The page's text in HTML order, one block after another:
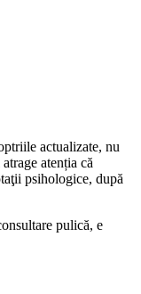
actualizate, nu
atenția că
psihologice, după
pulică, e